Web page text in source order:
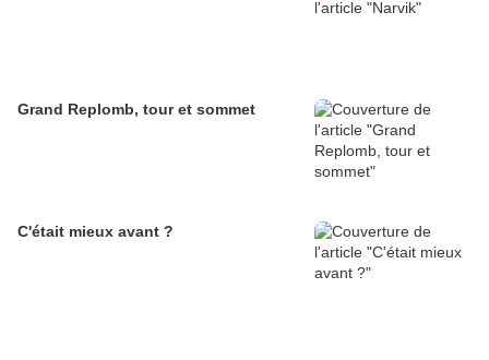
Grand Replomb, tour et sommet
C'était mieux avant ?